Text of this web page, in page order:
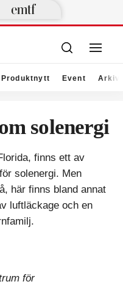
Produktnytt Event Arkiv
solenergi
finns ett av
solenergi. Men
här finns bland annat
luftläckage och en
för